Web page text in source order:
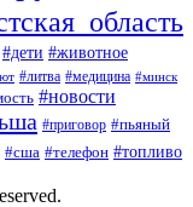
#дети #животное
#литва #медицина #минск
#новости
#приговор #пьяный
#сша #телефон #топливо